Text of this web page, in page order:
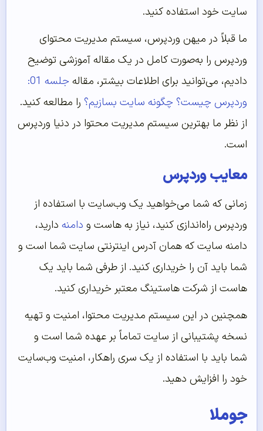
سایت خود استفاده کنید.
ما قبلاً در میهن وردپرس، سیستم مدیریت محتوای
وردپرس را به‌صورت کامل در یک مقاله آموزشی توضیح
دادیم، می‌توانید برای اطلاعات بیشتر، مقاله
جلسه 01:
وردپرس چیست؟ چگونه سایت بسازیم؟ را مطالعه کنید.
از نظر ما بهترین سیستم مدیریت محتوا در دنیا وردپرس
است.
معایب وردپرس
زمانی که شما می‌خواهید یک وب‌سایت با استفاده از
وردپرس راه‌اندازی کنید، نیاز به هاست و دامنه دارید،
دامنه سایت که همان آدرس اینترنتی سایت شما است و
شما باید آن را خریداری کنید. از طرفی شما باید یک‌
هاست از شرکت هاستینگ معتبر خریداری کنید.
همچنین در این سیستم مدیریت محتوا، امنیت و تهیه
نسخه پشتیبانی از سایت تماماً بر عهده شما است و
شما باید با استفاده از یک سری راهکار، امنیت وب‌سایت
خود را افزایش دهید.
جوملا